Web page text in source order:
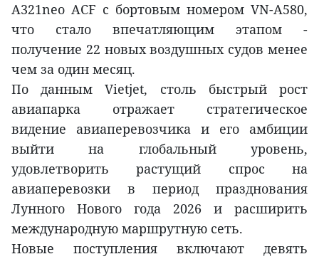
A321neo ACF с бортовым номером VN-A580,
что стало впечатляющим этапом -
получение 22 новых воздушных судов менее
чем за один месяц.
По данным Vietjet, столь быстрый рост
авиапарка отражает стратегическое
видение авиаперевозчика и его амбиции
выйти на глобальный уровень,
удовлетворить растущий спрос на
авиаперевозки в период празднования
Лунного Нового года 2026 и расширить
международную маршрутную сеть.
Новые поступления включают девять